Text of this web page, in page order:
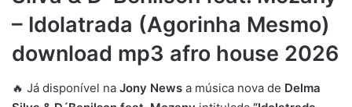
– Idolatrada (Agorinha Mesmo)
download mp3 afro house 2026
🔥 Já disponível na Jony News a música nova de Delma